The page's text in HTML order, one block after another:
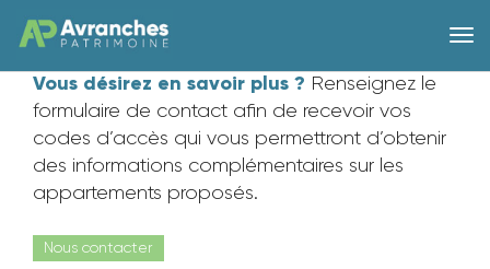
Vous désirez en savoir plus ? Renseignez le
formulaire de contact afin de recevoir vos
codes d’accès qui vous permettront d’obtenir
des informations complémentaires sur les
appartements proposés.
Nous contacter